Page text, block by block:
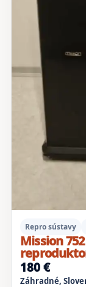
Repro sústavy
Mission
180 €
Záhradné,